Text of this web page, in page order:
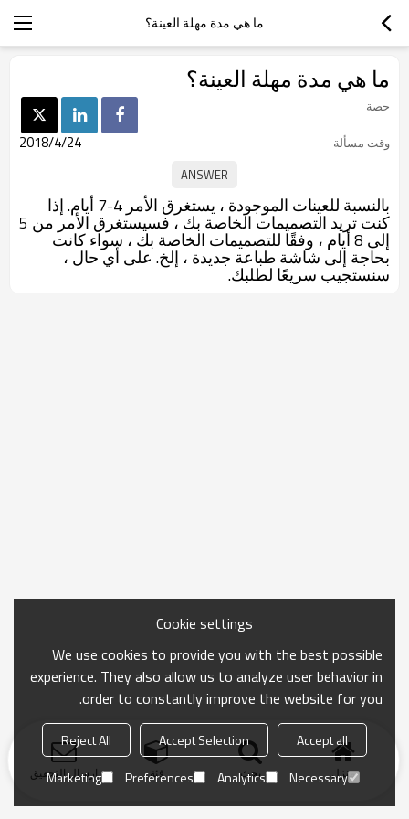
ما هي مدة مهلة العينة؟
ما هي مدة مهلة العينة؟
حصة
وقت مسألة
2018/4/24
بالنسبة للعينات الموجودة ، يستغرق الأمر 4-7 أيام. إذا
كنت تريد التصميمات الخاصة بك ، فسيستغرق الأمر من 5
إلى 8 أيام ، وفقًا للتصميمات الخاصة بك ، سواء كانت
بحاجة إلى شاشة طباعة جديدة ، إلخ. على أي حال ،
سنستجيب سريعًا لطلبك.
منزل بحث فئة ارسال التحقيق
Cookie settings
We use cookies to provide you with the best possible
experience. They also allow us to analyze user behavior in
order to constantly improve the website for you.
Accept all
Accept Selection
Reject All
Necessary
Analytics
Preferences
Marketing